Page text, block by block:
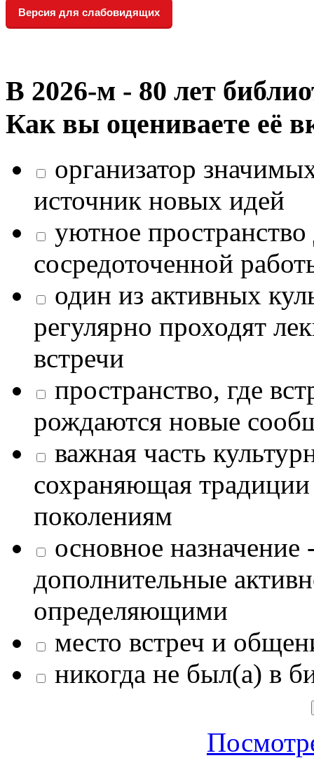
Версия для слабовидящих
В 2026‑м - 80 лет
Как вы оцениваете её
организатор
источник новых идей
уютное
сосредоточенной
один из активных
регулярно проходят
встречи
пространство, где
рождаются новые
важная часть
сохраняющая
поколениям
основное назначение
дополнительные
определяющими
место встреч и
никогда не был(а) в